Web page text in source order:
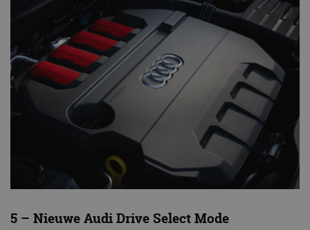
5 – Nieuwe Audi Drive Select Mode